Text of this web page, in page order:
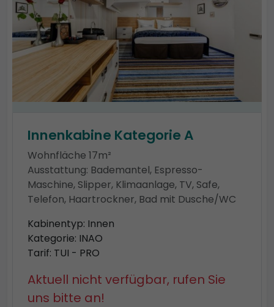
Innenkabine Kategorie A
Wohnfläche 17m²
Ausstattung: Bademantel, Espresso-
Maschine, Slipper, Klimaanlage, TV, Safe,
Telefon, Haartrockner, Bad mit Dusche/WC
Kabinentyp: Innen
Kategorie: INAO
Tarif: TUI - PRO
Aktuell nicht verfügbar, rufen Sie
uns bitte an!